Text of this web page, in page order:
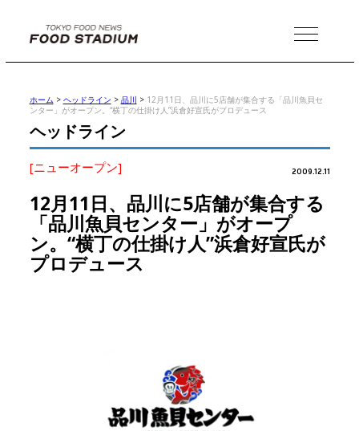
MENU
ホーム > ヘッドライン > 品川 > 12月11日、品川に5店舗が集合する「品川魚貝セ
ンター」がオープン。“横丁の仕掛け人”浜倉好宣氏がプロデュース
ヘッドライン
[ニューオープン] 2009.12.11
12月11日、品川に5店舗が集合する
「品川魚貝センター」がオープ
ン。“横丁の仕掛け人”浜倉好宣氏が
プロデュース